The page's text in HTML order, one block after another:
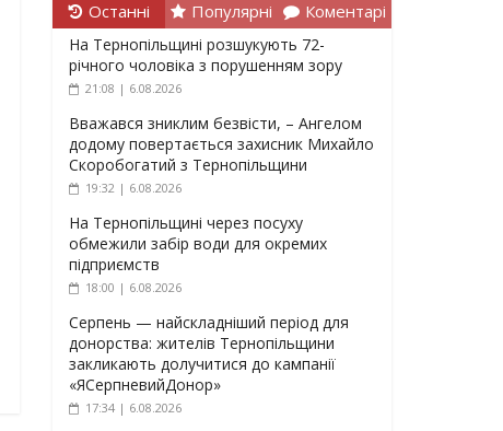
Останні Популярні Коментарі
На Тернопільщині розшукують 72-
річного чоловіка з порушенням зору
21:08 | 6.08.2026
Вважався зниклим безвісти, – Ангелом
додому повертається захисник Михайло
Скоробогатий з Тернопільщини
19:32 | 6.08.2026
На Тернопільщині через посуху
обмежили забір води для окремих
підприємств
18:00 | 6.08.2026
Серпень — найскладніший період для
донорства: жителів Тернопільщини
закликають долучитися до кампанії
«ЯСерпневийДонор»
17:34 | 6.08.2026